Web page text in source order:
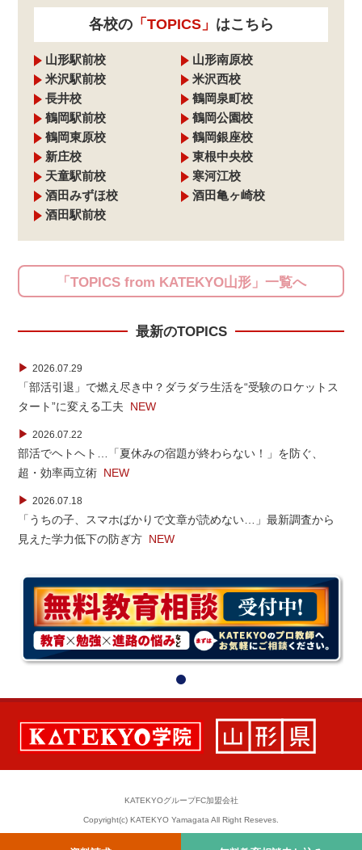
各校の「TOPICS」 はこちら
山形駅前校
山形南原校
米沢駅前校
米沢西校
長井校
鶴岡泉町校
鶴岡駅前校
鶴岡公園校
鶴岡東原校
鶴岡銀座校
新庄校
東根中央校
天童駅前校
寒河江校
酒田みずほ校
酒田亀ヶ崎校
酒田駅前校
「TOPICS from KATEKYO山形」一覧へ
最新のTOPICS
▶ 2026.07.29
「部活引退」で燃え尽き中？ダラダラ生活を“受験のロケットス
タート”に変える工夫 NEW
▶ 2026.07.22
部活でヘトヘト…「夏休みの宿題が終わらない！」を防ぐ、
超・効率両立術 NEW
▶ 2026.07.18
「うちの子、スマホばかりで文章が読めない…」最新調査から
見えた学力低下の防ぎ方 NEW
KATEKYOグループFC加盟会社
Copyright(c) KATEKYO Yamagata All Right Reseves.